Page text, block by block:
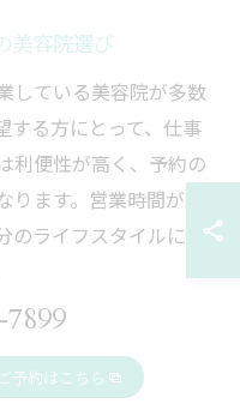
美容院選び
している美容院が多数
する方にとって、仕事
利便性が高く、予約の
ます。営業時間が長
のライフスタイルに合
選ぶ際は、施術実績や
う。縮毛矯正は技術力
スタイリストが在籍し
ご予約はこちら